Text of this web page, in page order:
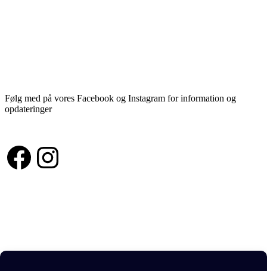
Følg med på vores Facebook og Instagram for information og
opdateringer
Facebook
Instagram